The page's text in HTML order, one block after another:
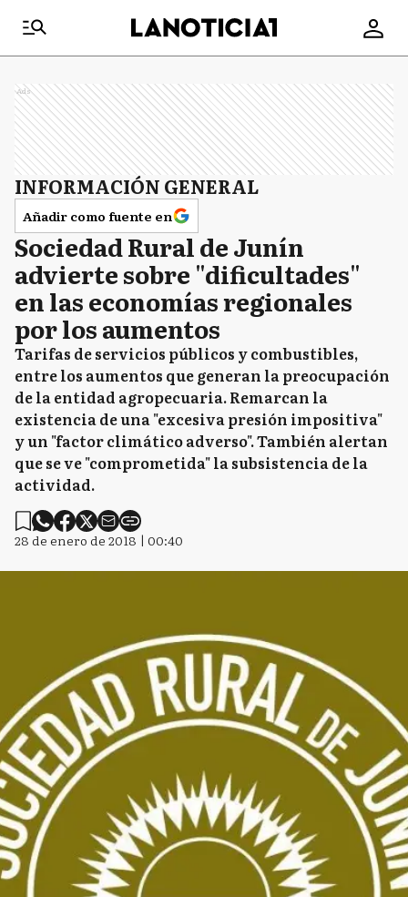
Ads
INFORMACIÓN GENERAL
Añadir como fuente en
Sociedad Rural de Junín
advierte sobre "dificultades"
en las economías regionales
por los aumentos
Tarifas de servicios públicos y combustibles,
entre los aumentos que generan la preocupación
de la entidad agropecuaria. Remarcan la
existencia de una "excesiva presión impositiva"
y un "factor climático adverso". También alertan
que se ve "comprometida" la subsistencia de la
actividad.
28 de enero de 2018 | 00:40